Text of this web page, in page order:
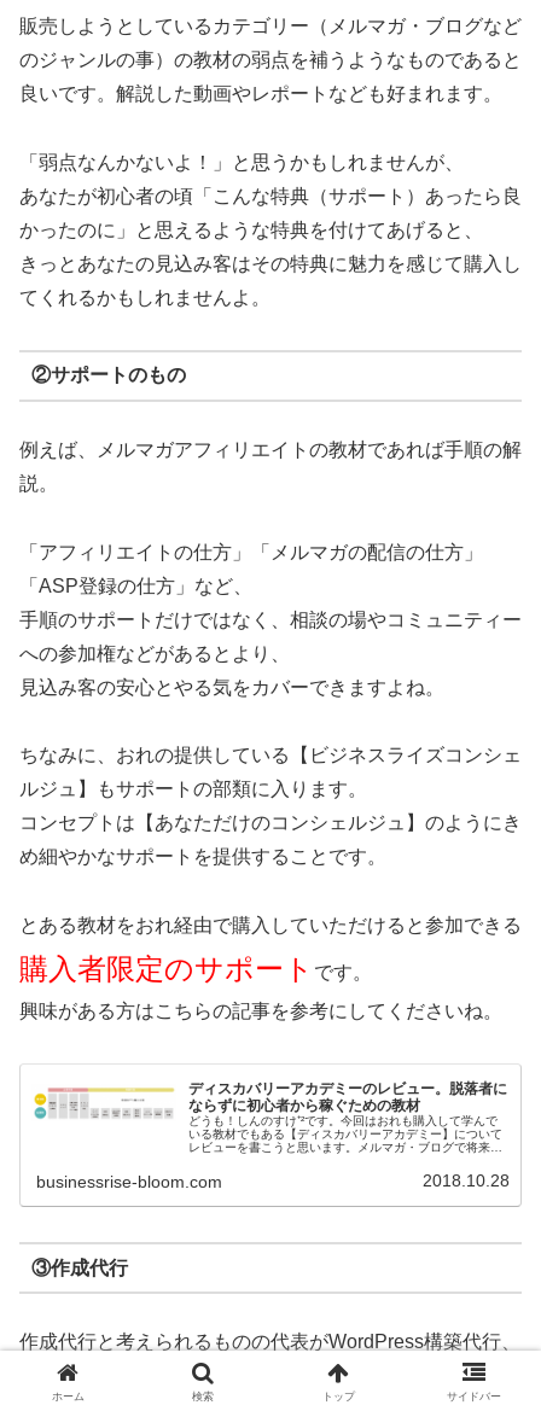
販売しようとしているカテゴリー（メルマガ・ブログなど
のジャンルの事）の教材の弱点を補うようなものであると
良いです。解説した動画やレポートなども好まれます。
「弱点なんかないよ！」と思うかもしれませんが、
あなたが初心者の頃「こんな特典（サポート）あったら良
かったのに」と思えるような特典を付けてあげると、
きっとあなたの見込み客はその特典に魅力を感じて購入し
てくれるかもしれませんよ。
②サポートのもの
例えば、メルマガアフィリエイトの教材であれば手順の解
説。
「アフィリエイトの仕方」「メルマガの配信の仕方」
「ASP登録の仕方」など、
手順のサポートだけではなく、相談の場やコミュニティー
への参加権などがあるとより、
見込み客の安心とやる気をカバーできますよね。
ちなみに、おれの提供している【ビジネスライズコンシェ
ルジュ】もサポートの部類に入ります。
コンセプトは【あなただけのコンシェルジュ】のようにき
め細やかなサポートを提供することです。
とある教材をおれ経由で購入していただけると参加できる
購入者限定のサポート です。
興味がある方はこちらの記事を参考にしてくださいね。
ディスカバリーアカデミーのレビュー。脱落者に
ならずに初心者から稼ぐための教材
どうも！しんのすけ⁺²です。今回はおれも購入して学んで
いる教材でもある【ディスカバリーアカデミー】について
レビューを書こうと思います。メルマガ・ブログで将来的
businessrise-bloom.com 2018.10.28
③作成代行
作成代行と考えられるものの代表がWordPress構築代行、
もしくはブログ記事構築代行。
ホーム 検索 トップ サイドバー